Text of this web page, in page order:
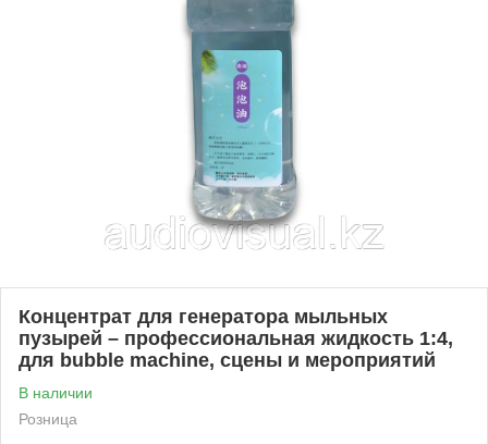
Концентрат для генератора мыльных
пузырей – профессиональная жидкость 1:4,
для bubble machine, сцены и мероприятий
В наличии
Розница